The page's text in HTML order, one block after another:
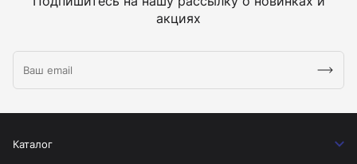
акциях
Каталог